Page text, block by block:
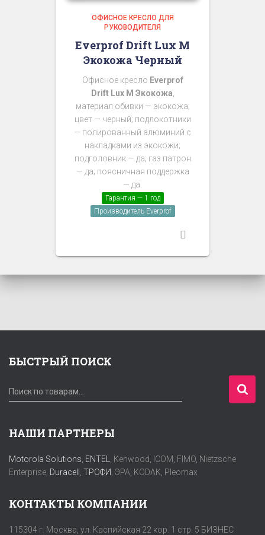
ОФИСНОЕ КРЕСЛО ДЛЯ
РУКОВОДИТЕЛЯ
Everprof Drift Lux M
Экокожа Черный
Офисное кресло Everprof
Drift Lux M Экокожа
материал обивки — экокожа;
цвет — черный; подлокотники
— полированный алюминий с
накладками из экокожи;
подголовник — да; газ патрон
— да; поясничная поддержка
— да.
Гарантия — 1 год
Производитель Everprof
БЫСТРЫЙ ПОИСК
И
с
т
:
Поиск по товарам…
НАШИ ПАРТНЕРЫ
Motorola Solutions ENTEL
, Kenwood, ICOM, FIMO, Nietzsche
Enterprise, Duracell ТРОФИ , ЭРА, KODAK, Pleomax
КОНТАКТЫ КОМПАНИИ
115304 г. Москва, ул. Каспийская 22 кор. 1 стр. 5 БИЗНЕС